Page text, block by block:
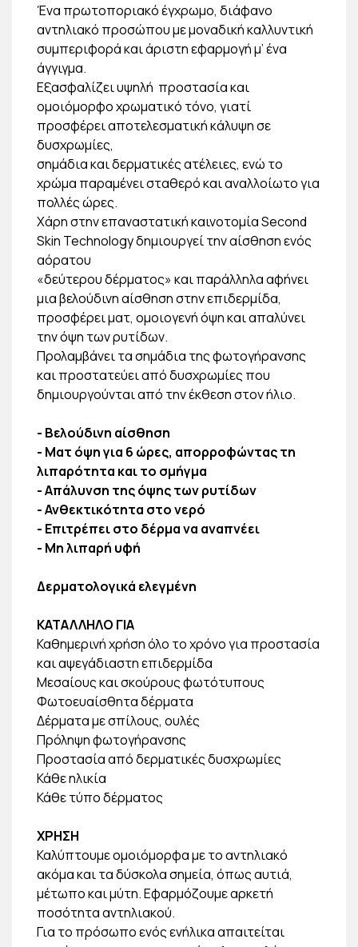
Ένα πρωτοποριακό έγχρωμο, διάφανο
αντηλιακό προσώπου με μοναδική καλλυντική
συμπεριφορά και άριστη εφαρμογή μ’ ένα
άγγιγμα.
Εξασφαλίζει υψηλή προστασία και
ομοιόμορφο χρωματικό τόνο, γιατί
προσφέρει αποτελεσματική κάλυψη σε
δυσχρωμίες,
σημάδια και δερματικές ατέλειες, ενώ το
χρώμα παραμένει σταθερό και αναλλοίωτο για
πολλές ώρες.
Χάρη στην επαναστατική καινοτομία Second
Skin Technology δημιουργεί την αίσθηση ενός
αόρατου
«δεύτερου δέρματος» και παράλληλα αφήνει
μια βελούδινη αίσθηση στην επιδερμίδα,
προσφέρει ματ, ομοιογενή όψη και απαλύνει
την όψη των ρυτίδων.
Προλαμβάνει τα σημάδια της φωτογήρανσης
και προστατεύει από δυσχρωμίες που
δημιουργούνται από την έκθεση στον ήλιο.
- Βελούδινη αίσθηση
- Ματ όψη για 6 ώρες, απορροφώντας τη
λιπαρότητα και το σμήγμα
- Απάλυνση της όψης των ρυτίδων
- Ανθεκτικότητα στο νερό
- Επιτρέπει στο δέρμα να αναπνέει
- Μη λιπαρή υφή
Δερματολογικά ελεγμένη
ΚΑΤΑΛΛΗΛΟ ΓΙΑ
Καθημερινή χρήση όλο το χρόνο για προστασία
και αψεγάδιαστη επιδερμίδα
Μεσαίους και σκούρους φωτότυπους
Φωτοευαίσθητα δέρματα
Δέρματα με σπίλους, ουλές
Πρόληψη φωτογήρανσης
Προστασία από δερματικές δυσχρωμίες
Κάθε ηλικία
Κάθε τύπο δέρματος
ΧΡΗΣΗ
Καλύπτουμε ομοιόμορφα με το αντηλιακό
ακόμα και τα δύσκολα σημεία, όπως αυτιά,
μέτωπο και μύτη. Εφαρμόζουμε αρκετή
ποσότητα αντηλιακού.
Για το πρόσωπο ενός ενήλικα απαιτείται